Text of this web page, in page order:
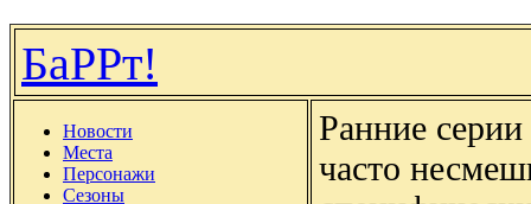
БаРРт!
Новости
Места
Персонажи
Сезоны
Ранние
часто